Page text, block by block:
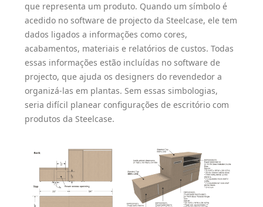
que representa um produto. Quando um símbolo é
acedido no software de projecto da Steelcase, ele tem
dados ligados a informações como cores,
acabamentos, materiais e relatórios de custos. Todas
essas informações estão incluídas no software de
projecto, que ajuda os designers do revendedor a
organizá-las em plantas. Sem essas simbologias,
seria difícil planear configurações de escritório com
produtos da Steelcase.